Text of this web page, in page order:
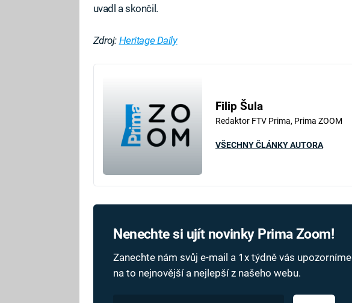
uvadl a skončil.
Zdroj: Heritage Daily
Filip Šula
Redaktor FTV Prima, Prima ZOOM
VŠECHNY ČLÁNKY AUTORA
Nenechte si ujít novinky Prima Zoom!
Zanechte nám svůj e-mail a 1x týdně vás upozorníme
na to nejnovější a nejlepší z našeho webu.